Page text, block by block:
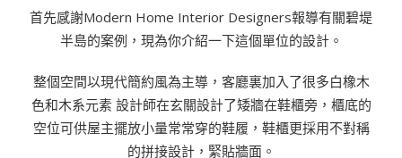
首先感謝Modern Home Interior Designers報導有關碧堤
半島的案例，現為你介紹一下這個單位的設計。
整個空間以現代簡約風為主導，客廳裏加入了很多白橡木
色和木系元素 設計師在玄關設計了矮牆在鞋櫃旁，櫃底的
空位可供屋主擺放小量常常穿的鞋履，鞋櫃更採用不對稱
的拼接設計，緊貼牆面。